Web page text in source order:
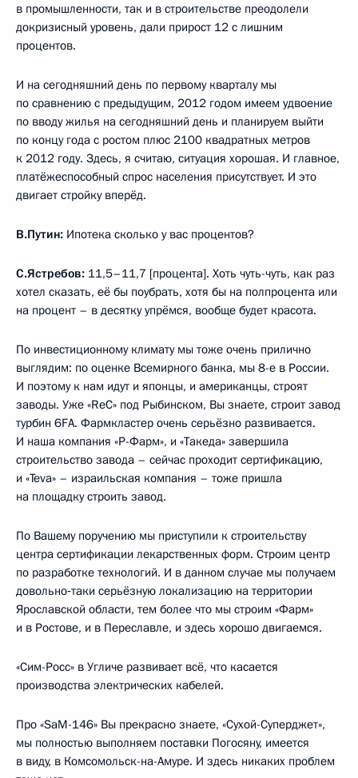
в промышленности, так и в строительстве преодолели
докризисный уровень, дали прирост 12 с лишним
процентов.
И на сегодняшний день по первому кварталу мы
по сравнению с предыдущим, 2012 годом имеем удвоение
по вводу жилья на сегодняшний день и планируем выйти
по концу года с ростом плюс 2100 квадратных метров
к 2012 году. Здесь, я считаю, ситуация хорошая. И главное,
платёжеспособный спрос населения присутствует. И это
двигает стройку вперёд.
В.Путин: Ипотека сколько у вас процентов?
С.Ястребов: 11,5–11,7 [процента]. Хоть чуть-чуть, как раз
хотел сказать, её бы поубрать, хотя бы на полпроцента или
на процент – в десятку упрёмся, вообще будет красота.
По инвестиционному климату мы тоже очень прилично
выглядим: по оценке Всемирного банка, мы 8-е в России.
И поэтому к нам идут и японцы, и американцы, строят
заводы. Уже «ReC» под Рыбинском, Вы знаете, строит завод
турбин 6FA. Фармкластер очень серьёзно развивается.
И наша компания «Р-Фарм», и «Такеда» завершила
строительство завода – сейчас проходит сертификацию,
и «Teva» – израильская компания – тоже пришла
на площадку строить завод.
По Вашему поручению мы приступили к строительству
центра сертификации лекарственных форм. Строим центр
по разработке технологий. И в данном случае мы получаем
довольно‑таки серьёзную локализацию на территории
Ярославской области, тем более что мы строим «Фарм»
и в Ростове, и в Переславле, и здесь хорошо двигаемся.
«Сим-Росс» в Угличе развивает всё, что касается
производства электрических кабелей.
Про «SaM-146» Вы прекрасно знаете, «Сухой-Суперджет»,
мы полностью выполняем поставки Погосяну, имеется
в виду, в Комсомольск-на-Амуре. И здесь никаких проблем